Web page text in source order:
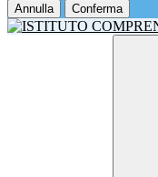
Annulla Conferma